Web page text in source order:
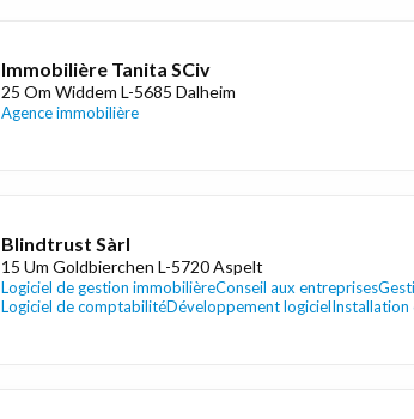
Immobilière Tanita SCiv
25 Om Widdem L-5685 Dalheim
Agence immobilière
Blindtrust Sàrl
15 Um Goldbierchen L-5720 Aspelt
Logiciel de gestion immobilièreConseil aux entreprises
Logiciel de comptabilitéDéveloppement logicielInstallation